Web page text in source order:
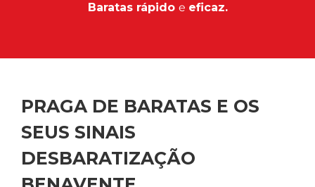
Baratas rápido e eficaz.
PRAGA DE BARATAS E OS
SEUS SINAIS
DESBARATIZAÇÃO